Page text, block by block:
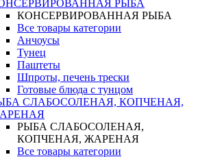
РЫБА
КОНСЕРВИРОВАННАЯ РЫБА
Все товары категории
Анчоусы
Тунец
Паштеты
Шпроты, печень трески
Готовые блюда с тунцом
СЛАБОСОЛЕНАЯ, КОПЧЕНАЯ,
РЫБА СЛАБОСОЛЕНАЯ,
КОПЧЕНАЯ, ЖАРЕНАЯ
Все товары категории